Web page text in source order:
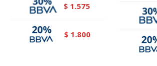
$ 1.575
$ 1.800